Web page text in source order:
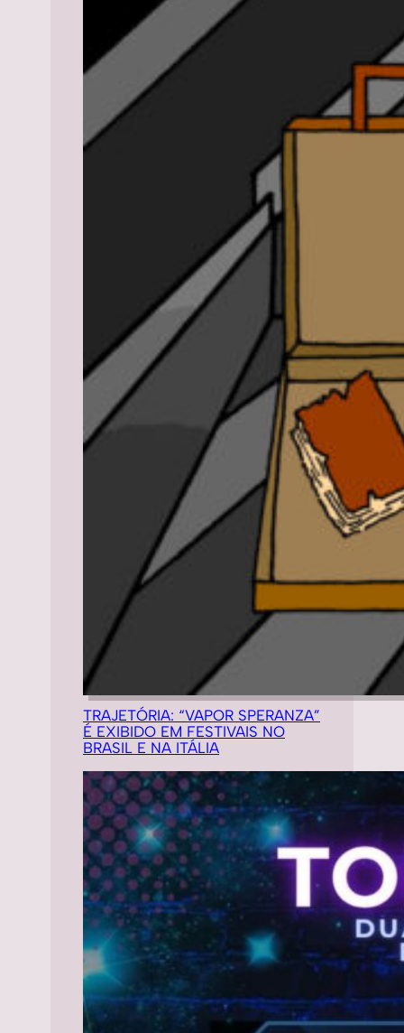
TRAJETÓRIA: “VAPOR SPERANZA”
É EXIBIDO EM FESTIVAIS NO
BRASIL E NA ITÁLIA